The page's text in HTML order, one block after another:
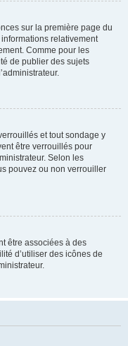
sur la première page du
relativement
Comme pour les
de publier des sujets
et tout sondage y
être verrouillés pour
Selon les
pouvez ou non verrouiller
être associées à des
d’utiliser des icônes de